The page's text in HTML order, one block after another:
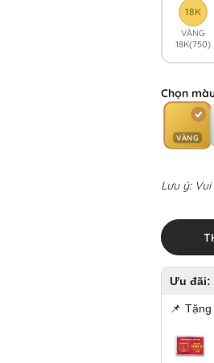
18K
VÀNG
18K(750)
Chọn
VÀNG
Lưu ý:
Ưu đãi:
📌 Tặng